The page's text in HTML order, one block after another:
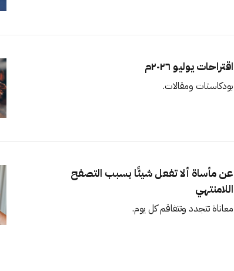
اقتراحات يوليو ٢٠٢٦م
بودكاستات ومقالات.
عن مأساة ألا تفعل شيئًا بسبب التصفح
اللامنتهي
معاناة تتجدد وتتفاقم كل يوم.